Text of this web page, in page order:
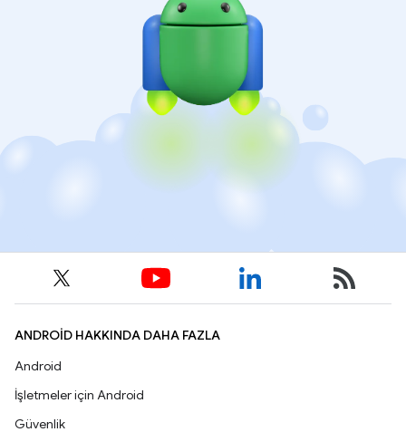
ANDROID HAKKINDA DAHA FAZLA
Android
İşletmeler için Android
Güvenlik